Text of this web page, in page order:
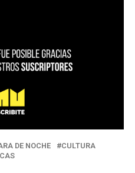
DE NOCHE
CULTURA